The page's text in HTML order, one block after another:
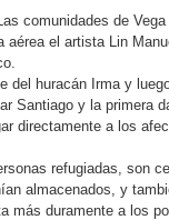
comunidades de
aérea el artista Lin
del huracán Irma y
Santiago y la primera
directamente a los
refugiadas, son
almacenados, y
más duramente a los